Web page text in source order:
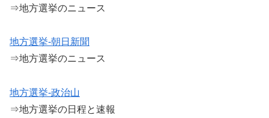
⇒地方選挙のニュース
地方選挙-朝日新聞
⇒地方選挙のニュース
地方選挙-政治山
⇒地方選挙の日程と速報